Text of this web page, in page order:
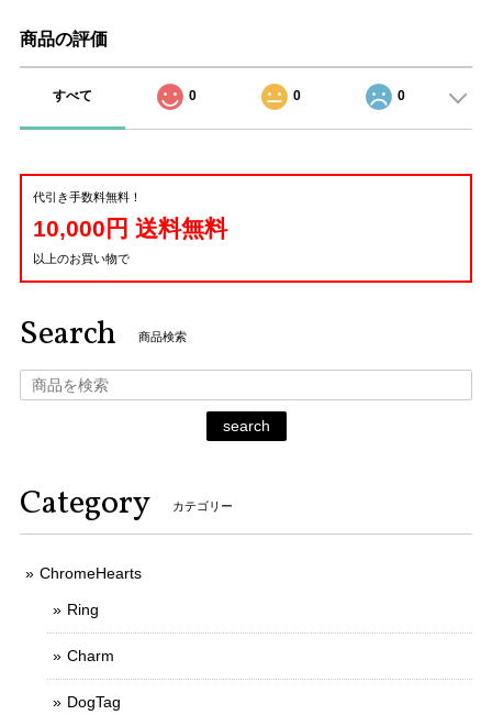
商品の評価
すべて 0 0 0
代引き手数料無料！
10,000円 送料無料
以上のお買い物で
Search 商品検索
search
Category カテゴリー
ChromeHearts
Ring
Charm
DogTag